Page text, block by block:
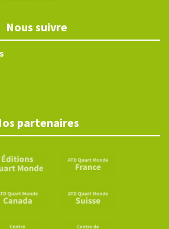
Nous suivre
partenaires